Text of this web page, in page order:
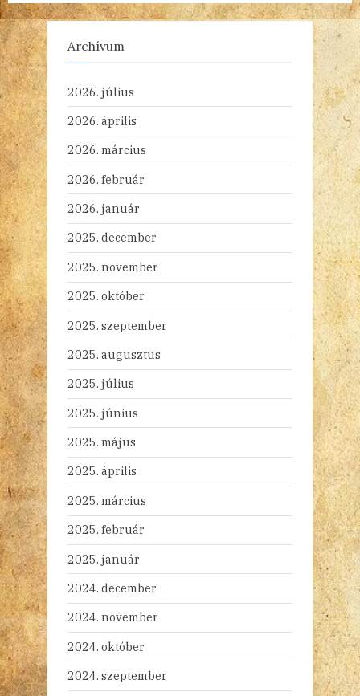
Archívum
2026. július
2026. április
2026. március
2026. február
2026. január
2025. december
2025. november
2025. október
2025. szeptember
2025. augusztus
2025. július
2025. június
2025. május
2025. április
2025. március
2025. február
2025. január
2024. december
2024. november
2024. október
2024. szeptember